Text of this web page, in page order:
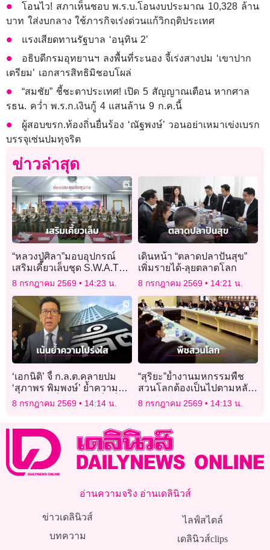
โอนไว! สภาเห็นชอบ พ.ร.บ.โอนงบประมาณ 10,328 ล้าน
บาท ใส่งบกลาง ใช้ภารกิจเร่งด่วนแก้วิกฤติประเทศ
แรงเสียดทานรัฐบาล ‘อนุทิน 2’
อธิบดีกรมอุทยานฯ ลงพื้นที่ระนอง จี้เร่งสางปม ‘เขาปาก
เตรียม’ เอกสารสิทธิมิชอบโผล่
“สมชัย” ชี้ชะตาประเทศ! เปิด 5 สัญญาณเตือน หากศาล
รธน. คว่ำ พ.ร.ก.เงินกู้ 4 แสนล้าน 9 ก.ค.นี้
ผู้สอบขรก.ท้องถิ่นยื่นร้อง ‘ณัฐพงษ์’ วอนอย่าเหมาเข่งเบรก
บรรจุเซ่นปมทุจริต
ข่าวล่าสุด
“หลวงปู่ศิลา”มอบอุปกรณ์
เสริมเคี้ยวเล็บชุด S.W.A.T
ภ.จว.กาฬสินธุ์ พร้อมลุย
ปราบโจร
8 กรกฎาคม 2569 14:23 น.
เดินหน้า “ตลาดปลาปันสุข”
เพิ่มรายได้-ลุยตลาดโลก
8 กรกฎาคม 2569 14:21 น.
‘เอกนิติ’ จี้ ก.ล.ต.คลายปม
‘สุภาพร พิมพงษ์’ ย้ำความ
โปร่งใส หวั่นกระทบเชื่อมั่น
องค์กร
8 กรกฎาคม 2569 14:14 น.
“สุริยะ”ย้ำงานมหกรรมพืช
สวนโลกต้องเป็นไปตามหลัก
เกณฑ์
8 กรกฎาคม 2569 14:13 น.
อ่านความจริง อ่านเดลินิวส์
ข่าวเดลินิวส์
บทความ
ไลฟ์สไตล์
เดลินิวส์clips